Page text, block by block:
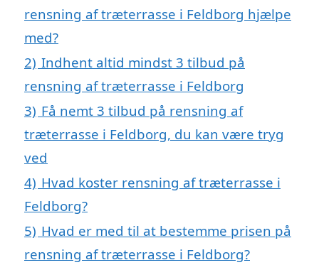
rensning af træterrasse i Feldborg hjælpe
med?
2) Indhent altid mindst 3 tilbud på
rensning af træterrasse i Feldborg
3) Få nemt 3 tilbud på rensning af
træterrasse i Feldborg, du kan være tryg
ved
4) Hvad koster rensning af træterrasse i
Feldborg?
5) Hvad er med til at bestemme prisen på
rensning af træterrasse i Feldborg?